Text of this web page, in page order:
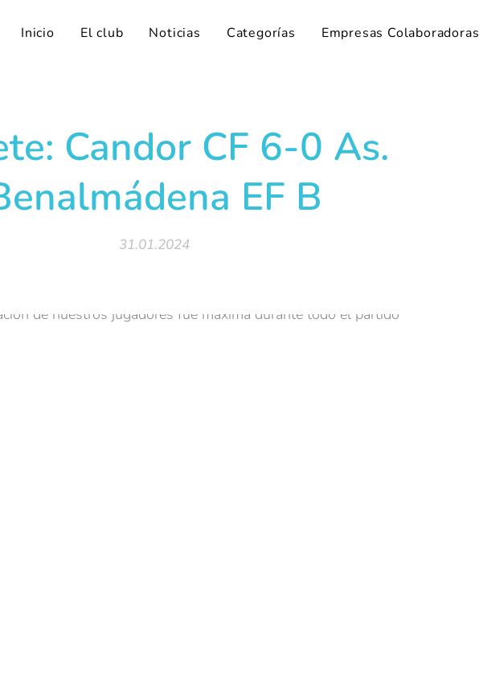
Inicio El club Noticias Categorías Empresas Colaboradoras
Candor CF 6-0 As.
EF B
31.01.2024